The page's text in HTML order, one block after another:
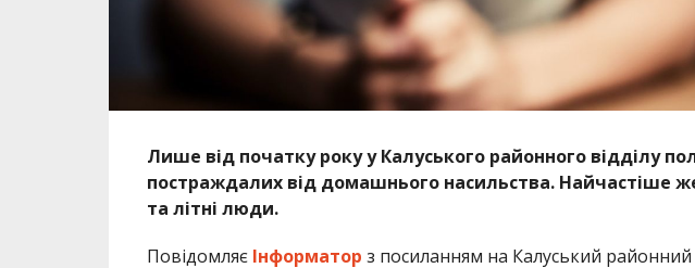
Лише від початку року у Калуського районного відділу
постраждалих від домашнього насильства. Найчастіше
та літні люди.
Повідомляє Інформатор з посиланням на Калуський районний